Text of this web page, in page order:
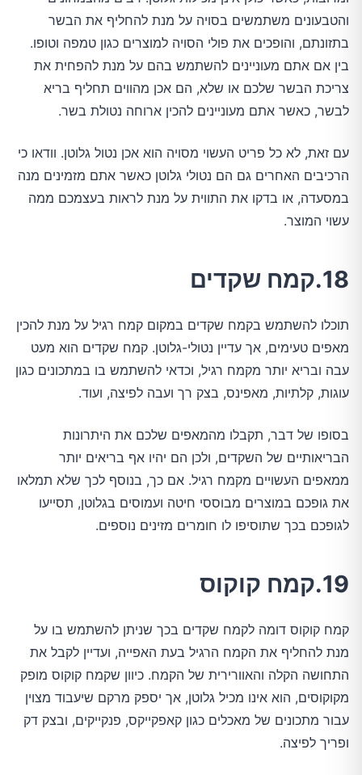
והטבעונים משתמשים בסויה על מנת להחליף את הבשר
בתזונתם, והופכים את פולי הסויה למוצרים כגון טמפה וטופו.
בין אם אתם מעוניינים להשתמש בהם על מנת להפחית את
צריכת הבשר שלכם או שלא, הם אכן מהווים תחליף בריא
לבשר, כאשר אתם מעוניינים להכין ארוחה נטולת בשר.
עם זאת, לא כל פריט העשוי מסויה הוא אכן נטול גלוטן. וודאו כי
הרכיבים האחרים גם הם נטולי גלוטן כאשר אתם מזמינים מנה
במסעדה, או בדקו את התווית על מנת לראות בעצמכם ממה
עשוי המוצר.
18.קמח שקדים
תוכלו להשתמש בקמח שקדים במקום קמח רגיל על מנת להכין
מאפים טעימים, אך עדיין נטולי-גלוטן. קמח שקדים הוא מעט
עבה ובריא יותר מקמח רגיל, וכדאי להשתמש בו במתכונים כגון
עוגות, קלתיות, מאפינס, בצק רך ועבה לפיצה, ועוד.
בסופו של דבר, תקבלו מהמאפים שלכם את היתרונות
הבריאותיים של השקדים, ולכן הם יהיו אף בריאים יותר
ממאפים העשויים מקמח רגיל. אם כך, בנוסף לכך שלא תמלאו
את גופכם במוצרים מבוססי חיטה ועמוסים בגלוטן, תסייעו
לגופכם בכך שתוסיפו לו חומרים מזינים נוספים.
19.קמח קוקוס
קמח קוקוס דומה לקמח שקדים בכך שניתן להשתמש בו על
מנת להחליף את הקמח הרגיל בעת האפייה, ועדיין לקבל את
התחושה הקלה והאוורירית של הקמח. כיוון שקמח קוקוס מופק
מקוקוסים, הוא אינו מכיל גלוטן, אך יספק מרקם שיעבוד מצוין
עבור מתכונים של מאכלים כגון קאפקייקס, פנקייקים, ובצק דק
ופריך לפיצה.